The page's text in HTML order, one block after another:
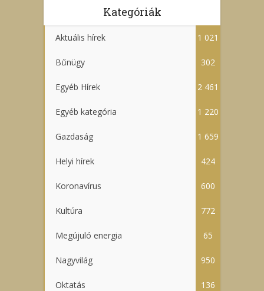
Kategóriák
Aktuális hírek 1 021
Bűnügy 302
Egyéb Hírek 2 461
Egyéb kategória 1 220
Gazdaság 1 659
Helyi hírek 424
Koronavírus 600
Kultúra 772
Megújuló energia 65
Nagyvilág 950
Oktatás 136